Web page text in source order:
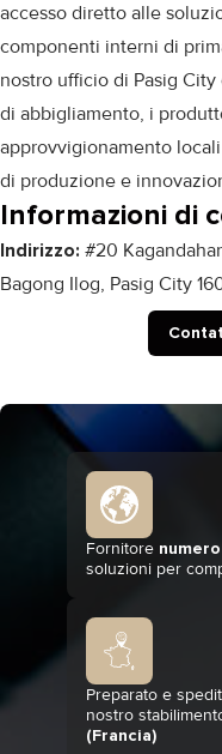
accesso diretto alle
componenti interni di
nostro ufficio di Pasig
di abbigliamento, i
approvvigionamento
di produzione e
Informazioni di
Indirizzo: #20
Bagong Ilog, Pasig City
Fornitore numero
soluzioni per
Preparato e
nostro
(Francia)